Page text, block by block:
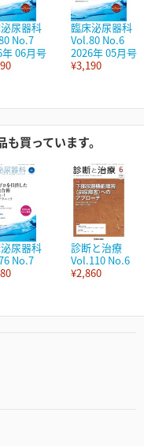
尿器科
No.7
06月号
臨床泌尿器科
Vol.80 No.6
2026年 05月号
¥3,190
買っています。
尿器科
No.7
診断と治療
Vol.110 No.6
¥2,860